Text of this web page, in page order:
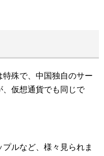
殊で、中国独自のサー
、仮想通貨でも同じで
ルなど、様々見られま